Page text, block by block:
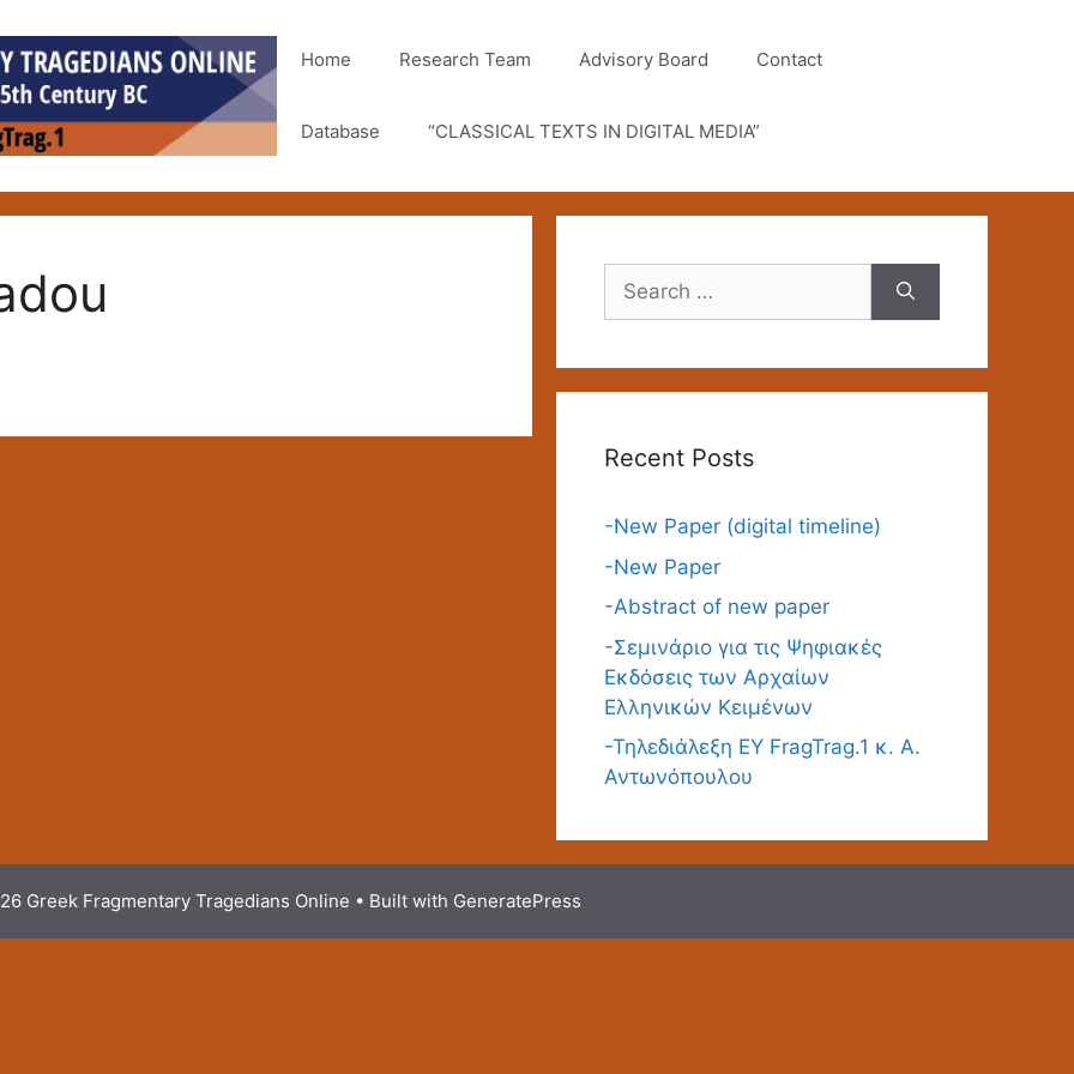
Home Research Team Advisory Board Contact
Database “CLASSICAL TEXTS IN DIGITAL MEDIA”
Search
for:
Recent Posts
-New Paper (digital timeline)
-New Paper
-Abstract of new paper
-Σεμινάριο για τις Ψηφιακές
Εκδόσεις των Αρχαίων
Ελληνικών Κειμένων
-Τηλεδιάλεξη ΕΥ FragTrag.1 κ. Α.
Αντωνόπουλου
Greek Fragmentary Tragedians Online • Built with GeneratePress